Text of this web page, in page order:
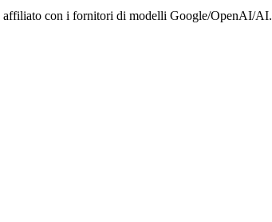
con i fornitori di modelli Google/OpenAI/AI.